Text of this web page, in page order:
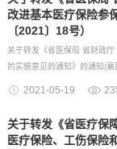
改进基本医疗保险参
〔2021〕18号）
关于转发《省医保局 省财政
的实施意见的通知》的通知(
2021-05-19
关于转发《省医疗保
医疗保险、工伤保险